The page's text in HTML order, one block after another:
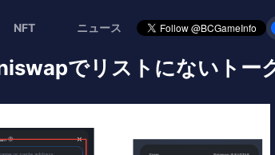
NFT ニュース
でリストにないト